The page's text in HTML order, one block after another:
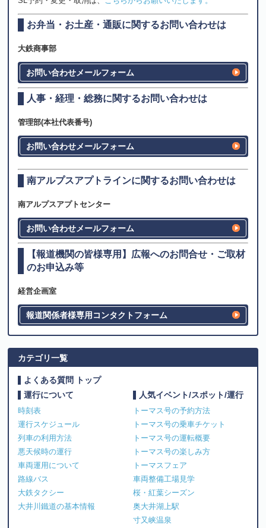
お弁当・お土産・通販に関するお問い合わせは
大鉄商事部
お問い合わせメールフォーム
人事・経理・総務に関するお問い合わせは
管理部(本社代表番号)
お問い合わせメールフォーム
南アルプスアプトラインに関するお問い合わせは
南アルプスアプトセンター
お問い合わせメールフォーム
【報道機関の皆様専用】広報へのお問合せ・ご取材
のお申込み等
経営企画室
報道関係者様専用コンタクトフォーム
カテゴリ一覧
よくある質問 トップ
運行について
時刻表
運行スケジュール
列車の利用方法
悪天候時の運行
車両運用について
路線バス
大鉄タクシー
大井川鐵道の基本情報
人気イベント/スポット/運行
トーマス号の予約方法
トーマス号の乗車チケット
トーマス号の運転概要
トーマス号の楽しみ方
トーマスフェア
車両整備工場見学
桜・紅葉シーズン
奥大井湖上駅
寸又峡温泉